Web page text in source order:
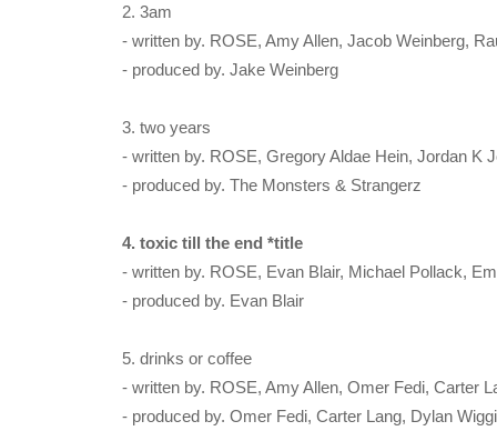
2. 3am
- written by. ROSE, Amy Allen, Jacob Weinberg,
- produced by. Jake Weinberg
3. two years
- written by. ROSE, Gregory Aldae Hein, Jordan K
- produced by. The Monsters & Strangerz
4. toxic till the end *title
- written by. ROSE, Evan Blair, Michael Pollack,
- produced by. Evan Blair
5. drinks or coffee
- written by. ROSE, Amy Allen, Omer Fedi, Carter
- produced by. Omer Fedi, Carter Lang, Dylan